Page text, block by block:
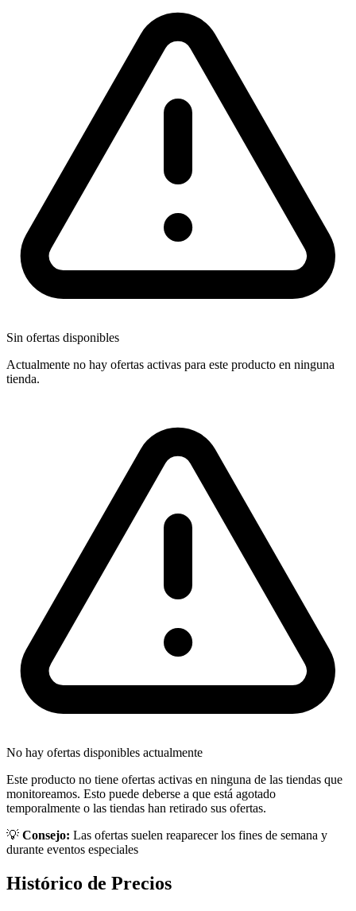
Sin ofertas disponibles
Actualmente no hay ofertas activas para este producto en ninguna
tienda.
No hay ofertas disponibles actualmente
Este producto no tiene ofertas activas en ninguna de las tiendas que
monitoreamos. Esto puede deberse a que está agotado
temporalmente o las tiendas han retirado sus ofertas.
💡 Consejo: Las ofertas suelen reaparecer los fines de semana y
durante eventos especiales
Histórico de Precios